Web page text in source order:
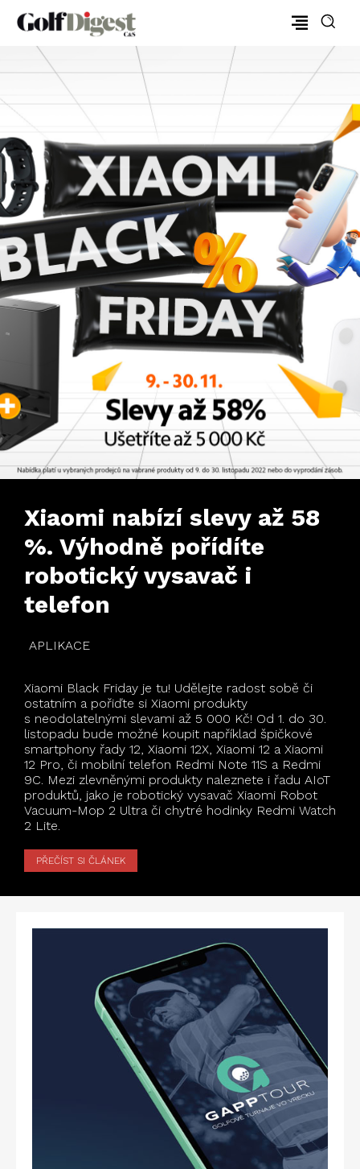
Xiaomi nabízí slevy až 58
%. Výhodně pořídíte
robotický vysavač i
telefon
APLIKACE
Xiaomi Black Friday je tu! Udělejte radost sobě či
ostatním a pořiďte si Xiaomi produkty
s neodolatelnými slevami až 5 000 Kč! Od 1. do 30.
listopadu bude možné koupit například špičkové
smartphony řady 12, Xiaomi 12X, Xiaomi 12 a Xiaomi
12 Pro, či mobilní telefon Redmi Note 11S a Redmi
9C. Mezi zlevněnými produkty naleznete i řadu AIoT
produktů, jako je robotický vysavač Xiaomi Robot
Vacuum-Mop 2 Ultra či chytré hodinky Redmi Watch
2 Lite.
PŘEČÍST SI ČLÁNEK